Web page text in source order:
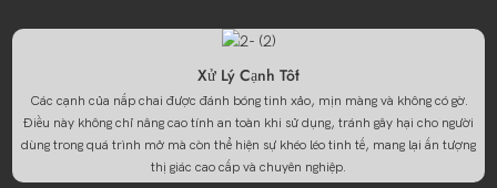
Xử Lý Cạnh Tốt
Các cạnh của nắp chai được đánh bóng tinh xảo, mịn màng và không có gờ.
Điều này không chỉ nâng cao tính an toàn khi sử dụng, tránh gây hại cho người
dùng trong quá trình mở mà còn thể hiện sự khéo léo tinh tế, mang lại ấn tượng
thị giác cao cấp và chuyên nghiệp.